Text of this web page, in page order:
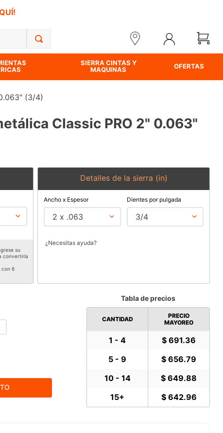
SIERRA CINTAS Y
MAQUINAS
OFERTAS
(3/4)
Classic PRO 2" 0.063"
su
convertirla
con 6
Detalles de la sierra (in)
Ancho x Espesor
2 x .063
Dientes por pulgada
3/4
¿Necesitas ayuda?
Tabla de precios
CANTIDAD
PRECIO
MAYOREO
1 - 4
$ 691.36
5 - 9
$ 656.79
10 - 14
$ 649.88
15+
$ 642.96